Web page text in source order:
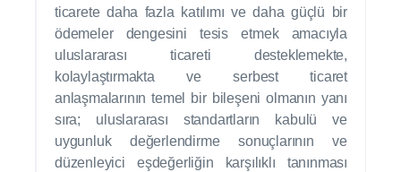
ticarete daha fazla katılımı ve daha güçlü bir
ödemeler dengesini tesis etmek amacıyla
uluslararası ticareti desteklemekte,
kolaylaştırmakta ve serbest ticaret
anlaşmalarının temel bir bileşeni olmanın yanı
sıra; uluslararası standartların kabulü ve
uygunluk değerlendirme sonuçlarının ve
düzenleyici eşdeğerliğin karşılıklı tanınması